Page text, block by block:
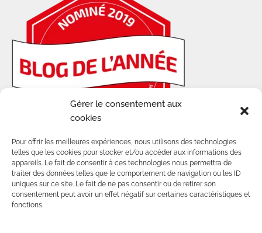
Gérer le consentement aux
cookies
Pour offrir les meilleures expériences, nous utilisons des technologies
telles que les cookies pour stocker et/ou accéder aux informations des
appareils. Le fait de consentir à ces technologies nous permettra de
traiter des données telles que le comportement de navigation ou les ID
uniques sur ce site. Le fait de ne pas consentir ou de retirer son
consentement peut avoir un effet négatif sur certaines caractéristiques et
fonctions.© 2014-2025 - TOUS DROITS RÉSERVÉS SUR